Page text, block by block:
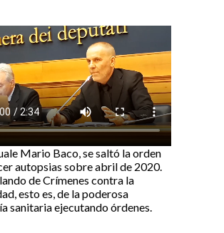
Mario Baco, se saltó la orden
autopsias sobre abril de 2020.
de Crímenes contra la
esto es, de la poderosa
sanitaria ejecutando órdenes.